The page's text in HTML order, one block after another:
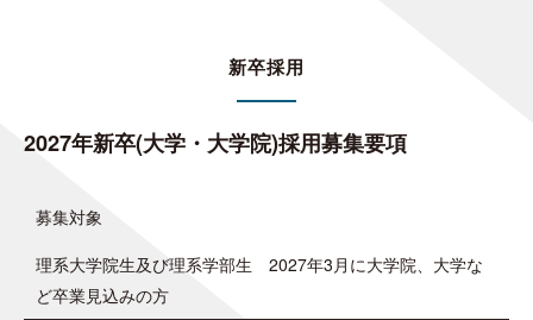
新卒採用
2027年新卒(大学・大学院)採用募集要項
募集対象
理系大学院生及び理系学部生 2027年3月に大学院、大学な
ど卒業見込みの方